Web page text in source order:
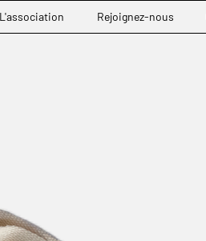
L'association Rejoignez-nous